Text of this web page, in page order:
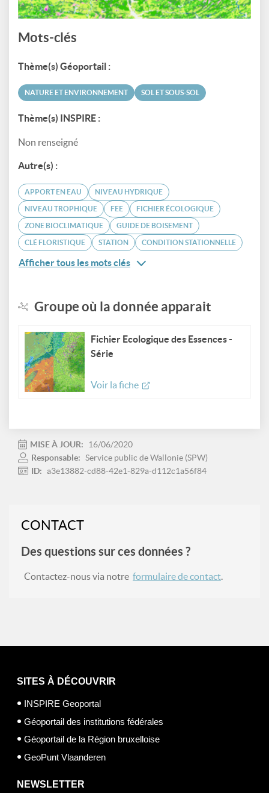
Mots-clés
Thème(s) Géoportail :
NATURE ET ENVIRONNEMENT SOL ET SOUS-SOL
Thème(s) INSPIRE :
Non renseigné
Autre(s) :
APPORT EN EAU NIVEAU HYDRIQUE
NIVEAU TROPHIQUE FEE FICHIER ÉCOLOGIQUE
ZONE BIOCLIMATIQUE GUIDE DE BOISEMENT
CLÉ FLORISTIQUE STATION CONDITION STATIONNELLE
Afficher tous les mots clés
Groupe où la donnée apparait
Fichier Ecologique des Essences -
Série
Voir la fiche
MISE À JOUR:
16/06/2020
Responsable: Service public de Wallonie (SPW)
ID: a3e13882-cd88-42e1-829a-d112c1a56f84
CONTACT
Des questions sur ces données ?
Contactez-nous via notre formulaire de contact.
SITES À DÉCOUVRIR
INSPIRE Geoportal
Géoportail des institutions fédérales
Géoportail de la Région bruxelloise
GeoPunt Vlaanderen
NEWSLETTER